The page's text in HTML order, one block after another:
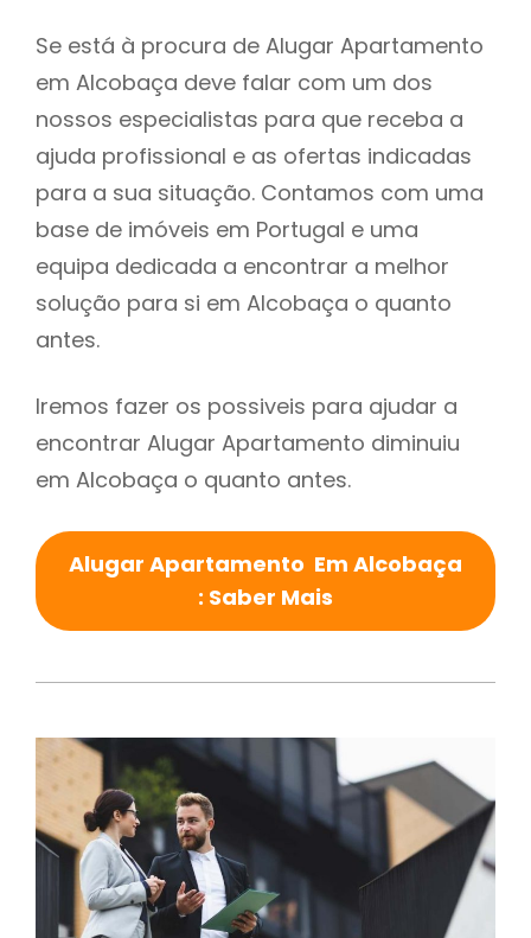
Se está à procura de Alugar Apartamento
em Alcobaça deve falar com um dos
nossos especialistas para que receba a
ajuda profissional e as ofertas indicadas
para a sua situação. Contamos com uma
base de imóveis em Portugal e uma
equipa dedicada a encontrar a melhor
solução para si em Alcobaça o quanto
antes.
Iremos fazer os possiveis para ajudar a
encontrar Alugar Apartamento diminuiu
em Alcobaça o quanto antes.
Alugar Apartamento Em Alcobaça
: Saber Mais